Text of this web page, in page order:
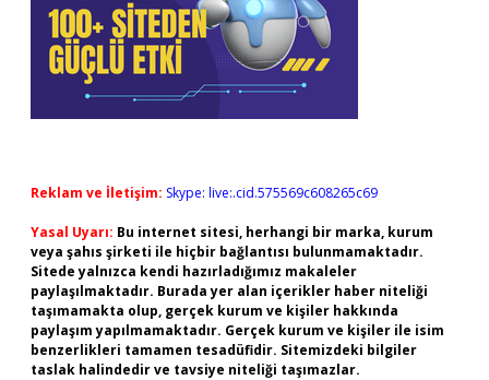
Reklam ve İletişim: Skype: live:.cid.575569c608265c69
Yasal Uyarı: Bu internet sitesi, herhangi bir marka, kurum
veya şahıs şirketi ile hiçbir bağlantısı bulunmamaktadır.
Sitede yalnızca kendi hazırladığımız makaleler
paylaşılmaktadır. Burada yer alan içerikler haber niteliği
taşımamakta olup, gerçek kurum ve kişiler hakkında
paylaşım yapılmamaktadır. Gerçek kurum ve kişiler ile isim
benzerlikleri tamamen tesadüfidir. Sitemizdeki bilgiler
taslak halindedir ve tavsiye niteliği taşımazlar.